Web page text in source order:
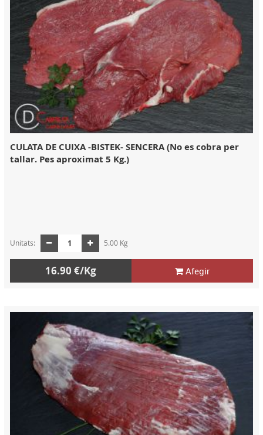
CULATA DE CUIXA -BISTEK- SENCERA (No es cobra per
tallar. Pes aproximat 5 Kg.)
Unitats: 5.00 Kg
16.90 €/Kg Afegir